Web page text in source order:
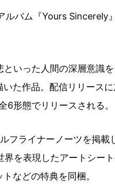
バム『Yours Sincerely
いった人間の深層意識
た作品。配信リリース
6形態でリリースされる。
フライナーノーツを掲載
界を表現したアートシー
などの特典を同梱。